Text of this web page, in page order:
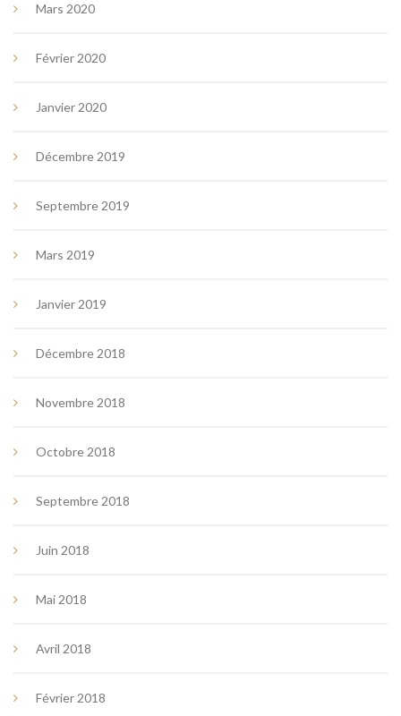
Mars 2020
Février 2020
Janvier 2020
Décembre 2019
Septembre 2019
Mars 2019
Janvier 2019
Décembre 2018
Novembre 2018
Octobre 2018
Septembre 2018
Juin 2018
Mai 2018
Avril 2018
Février 2018